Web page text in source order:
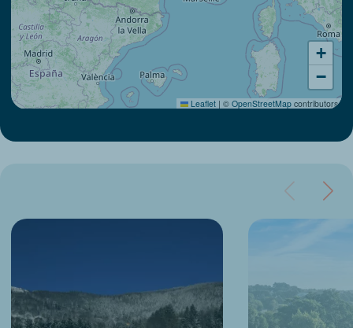
+
−
Leaflet | © OpenStreetMap contributors